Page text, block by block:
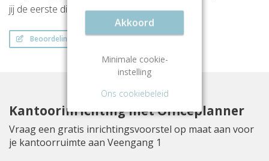
jij de eerste die een beoordeling achterlaat?
Beoordeling schrijven
Kantoorinrichting met Officeplanner
Vraag een gratis inrichtingsvoorstel op maat aan voor
je kantoorruimte aan Veengang 1
Akkoord
Minimale cookie-
instelling
Ons cookiebeleid